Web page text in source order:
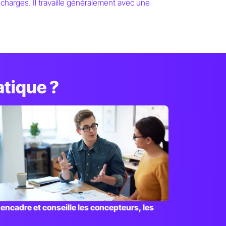
Il travaille généralement avec une
?
encadre et conseille les concepteurs, les